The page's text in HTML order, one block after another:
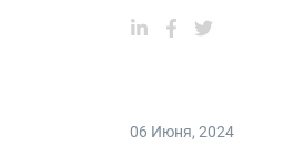
06 Июня, 2024